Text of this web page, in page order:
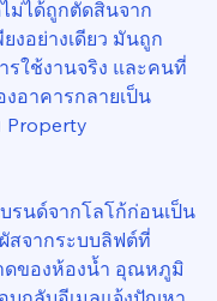
ม่ได้ถูกตัดสินจาก
งอย่างเดียว มันถูก
ใช้งานจริง และคนที่
อาคารกลายเป็น
Property
รนด์จากโลโก้ก่อนเป็น
สจากระบบลิฟต์ที่
ดของห้องน้ำ อุณหภูมิ